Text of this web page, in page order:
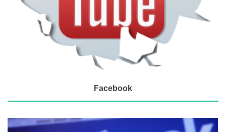
Facebook